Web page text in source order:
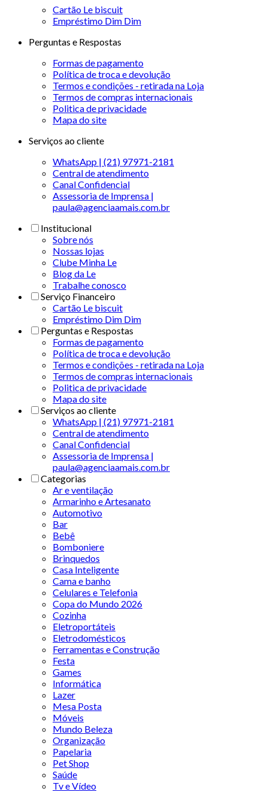
Cartão Le biscuit
Empréstimo Dim Dim
Perguntas e Respostas
Formas de pagamento
Política de troca e devolução
Termos e condições - retirada na Loja
Termos de compras internacionais
Politica de privacidade
Mapa do site
Serviços ao cliente
WhatsApp | (21) 97971-2181
Central de atendimento
Canal Confidencial
Assessoria de Imprensa |
paula@agenciaamais.com.br
Institucional
Sobre nós
Nossas lojas
Clube Minha Le
Blog da Le
Trabalhe conosco
Serviço Financeiro
Cartão Le biscuit
Empréstimo Dim Dim
Perguntas e Respostas
Formas de pagamento
Política de troca e devolução
Termos e condições - retirada na Loja
Termos de compras internacionais
Politica de privacidade
Mapa do site
Serviços ao cliente
WhatsApp | (21) 97971-2181
Central de atendimento
Canal Confidencial
Assessoria de Imprensa |
paula@agenciaamais.com.br
Categorias
Ar e ventilação
Armarinho e Artesanato
Automotivo
Bar
Bebê
Bomboniere
Brinquedos
Casa Inteligente
Cama e banho
Celulares e Telefonia
Copa do Mundo 2026
Cozinha
Eletroportáteis
Eletrodomésticos
Ferramentas e Construção
Festa
Games
Informática
Lazer
Mesa Posta
Móveis
Mundo Beleza
Organização
Papelaria
Pet Shop
Saúde
Tv e Vídeo